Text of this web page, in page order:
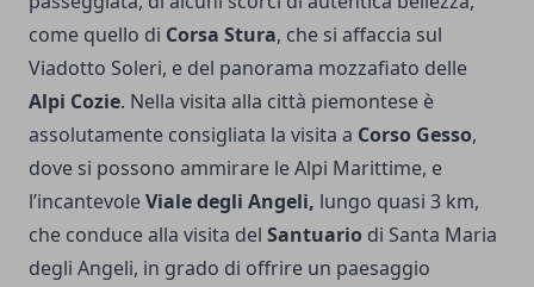
come quello di Corsa Stura, che si affaccia sul
Viadotto Soleri, e del panorama mozzafiato delle
Alpi Cozie. Nella visita alla città piemontese è
assolutamente consigliata la visita a Corso Gesso,
dove si possono ammirare le Alpi Marittime, e
l’incantevoleViale degli Angeli, lungo quasi 3 km,
che conduce alla visita del Santuario di Santa Maria
degli Angeli, in grado di offrire un paesaggio